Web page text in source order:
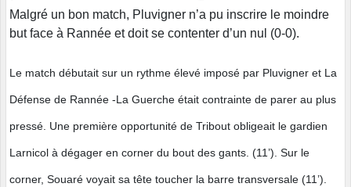
Malgré un bon match, Pluvigner n’a pu inscrire le moindre
but face à Rannée et doit se contenter d’un nul (0-0).
Le match débutait sur un rythme élevé imposé par Pluvigner et La
Défense de Rannée -La Guerche était contrainte de parer au plus
pressé. Une première opportunité de Tribout obligeait le gardien
Larnicol à dégager en corner du bout des gants. (11’). Sur le
corner, Souaré voyait sa tête toucher la barre transversale (11’).